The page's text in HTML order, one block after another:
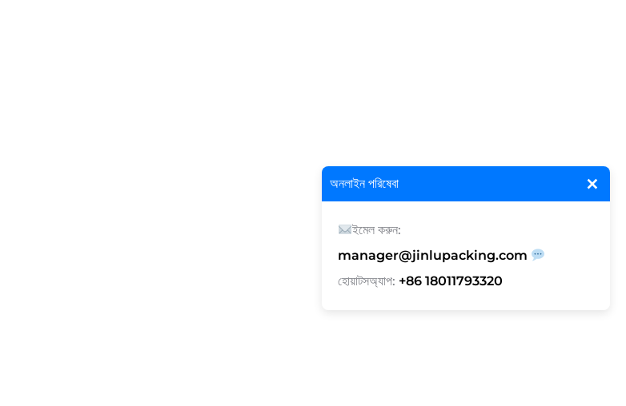
×
অনলাইন পরিষেবা
ইমেল করুন:
manager@jinlupacking.com
হোয়াটসঅ্যাপ: +86 18011793320